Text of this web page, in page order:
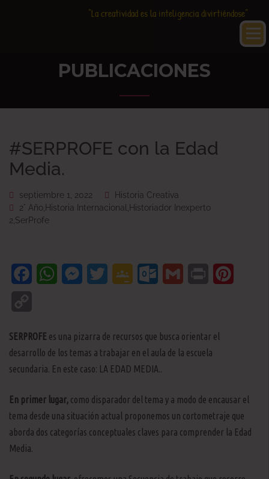
“La creatividad es la inteligencia divirtiéndose”
PUBLICACIONES
#SERPROFE con la Edad
Media.
septiembre 1, 2022
Historia Creativa
2° Año Historia Internacional
Historiador Inexperto
2 SerProfe
FacebookWhatsAppMessenger
Twitter Google Outlook.com
Gmail Print
SERPROFE es una pizarra de recursos que busca orientar el
desarrollo de los temas a trabajar en el aula de la escuela
secundaria. En este caso: LA EDAD MEDIA..
En primer lugar, como disparador del tema y a modo de encausar el
tema desde una situación actual proponemos un cortometraje que
aborda dos categorías conceptuales claves para comprender la Edad
Media.